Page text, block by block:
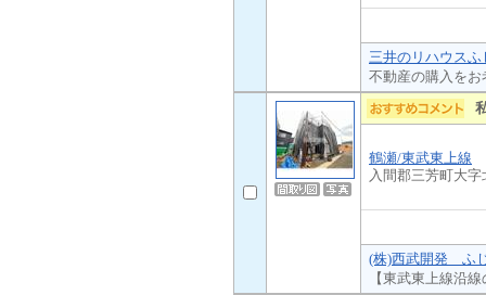
三井のリハウス
不動産の購入を
鶴瀬/東武東上線
入間郡三芳町大字
(株)西武開発 ふ
【東武東上線沿